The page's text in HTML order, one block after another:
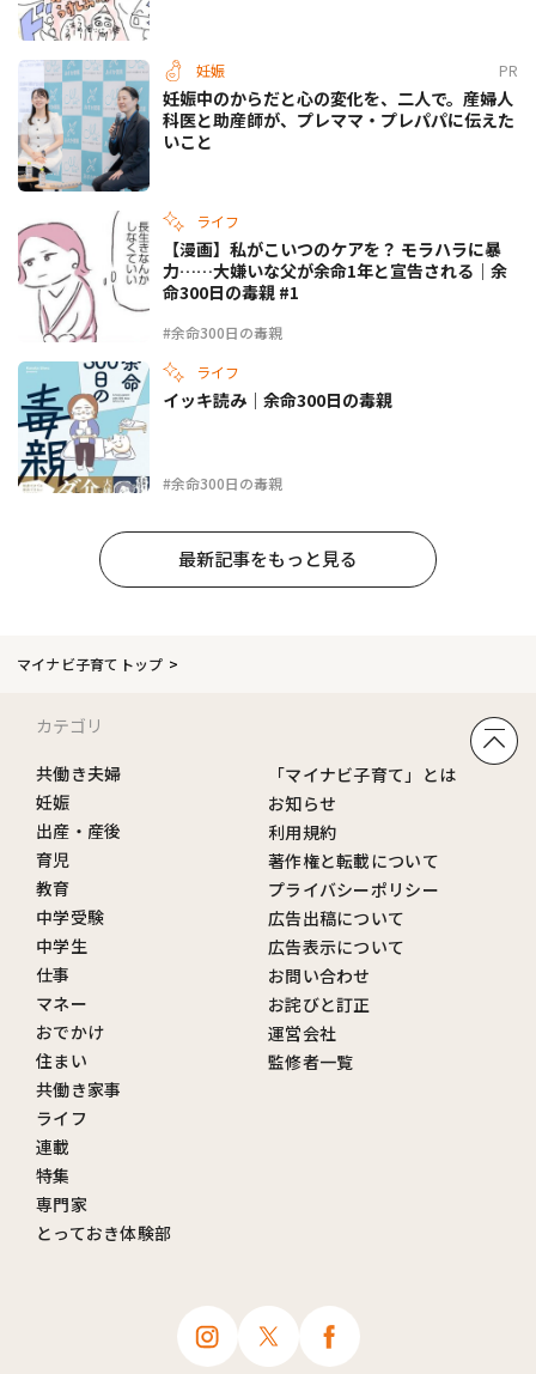
妊娠 PR
妊娠中のからだと心の変化を、二人で。産婦人
科医と助産師が、プレママ・プレパパに伝えた
いこと
ライフ
#余命300日の毒親
【漫画】私がこいつのケアを？ モラハラに暴
力……大嫌いな父が余命1年と宣告される｜余
命300日の毒親 #1
ライフ
#余命300日の毒親
イッキ読み｜余命300日の毒親
最新記事をもっと見る
マイナビ子育てトップ
カテゴリ
共働き夫婦
妊娠
出産・産後
育児
教育
中学受験
中学生
仕事
マネー
おでかけ
住まい
共働き家事
ライフ
連載
特集
専門家
とっておき体験部
「マイナビ子育て」とは
お知らせ
利用規約
著作権と転載について
プライバシーポリシー
広告出稿について
広告表示について
お問い合わせ
お詫びと訂正
運営会社
監修者一覧